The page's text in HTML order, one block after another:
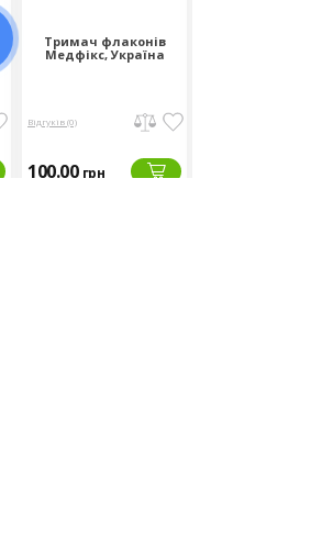
Тримач флаконів
Медфікс, Україна
Відгуків (0)
100.00 грн